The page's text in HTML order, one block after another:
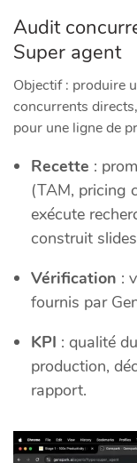
Audit
Super agent
Objectif : produire
concurrents
pour une ligne de
Recette :
(TAM, pricing
exécute
construit
Vérification :
fournis par
KPI : qualité
production,
rapport.